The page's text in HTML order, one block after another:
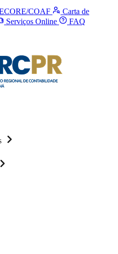
COAF
Carta de
Serviços Online FAQ